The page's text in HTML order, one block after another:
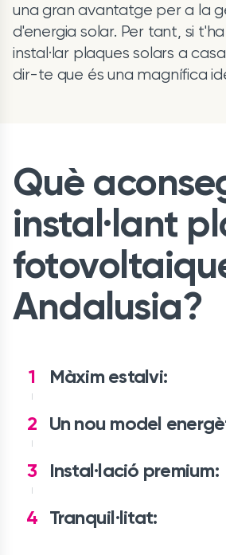
una gran avantatge per a la
d'energia solar. Per tant, si
instal·lar plaques solars a
dir-te que és una magnífica
Què
instal·lant
Andalusia?
1 Màxim estalvi:
2 Un nou model
3 Instal·lació premium:
4 Tranquil·litat: